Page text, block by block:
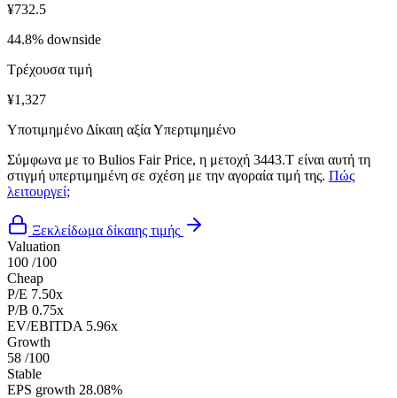
¥732.5
44.8% downside
Τρέχουσα τιμή
¥1,327
Υποτιμημένο Δίκαιη αξίαΥπερτιμημένο
Σύμφωνα με το Bulios Fair Price, η μετοχή 3443.T είναι αυτή τη
στιγμή υπερτιμημένη σε σχέση με την αγοραία τιμή της. Πώς
λειτουργεί;
Ξεκλείδωμα δίκαιης τιμής
Valuation
100 /100
Cheap
P/E 7.50x
P/B 0.75x
EV/EBITDA 5.96x
Growth
58 /100
Stable
EPS growth 28.08%